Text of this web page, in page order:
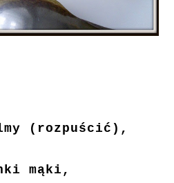
(rozpuścić),
mąki,